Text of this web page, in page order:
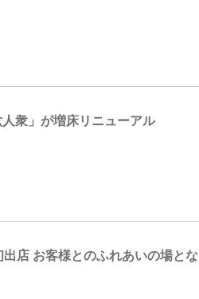
衆」が増床リニューアル
店 お客様とのふれあいの場と